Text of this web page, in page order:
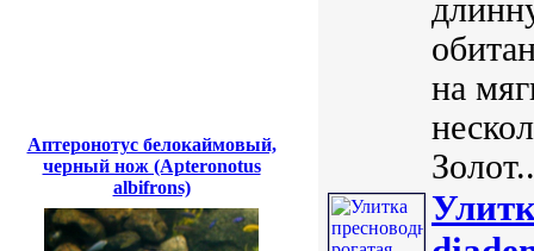
Аптеронотус белокаймовый,
черный нож (Apteronotus
albifrons)
на